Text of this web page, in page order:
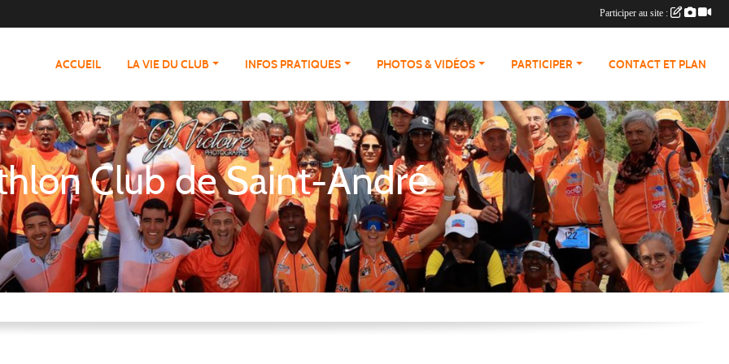
ACCUEIL LA VIE DU CLUB INFOS PRATIQUES PHOTOS & VIDÉOS PARTICIPER CONTACT ET PLAN
Club de Saint-André
Participer au site :